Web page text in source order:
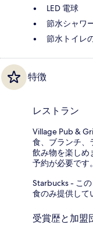
LED 電球
節水シャワ
節水トイレ
特徴
レストラン
Village Pub &
食、ブランチ、
飲み物を楽しめ
予約が必要です
Starbucks - こ
食のみ提供して
受賞歴と加盟